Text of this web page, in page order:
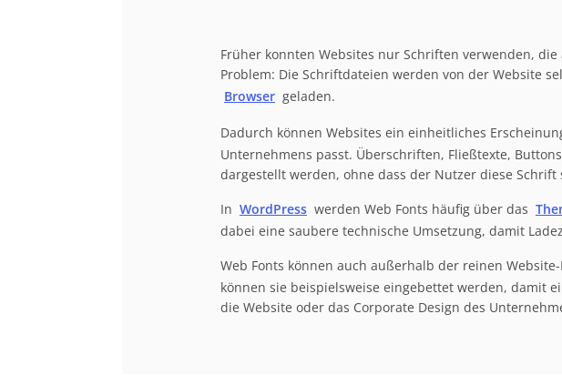
Früher konnten Websites nur Schriften verwenden,
Problem: Die Schriftdateien werden von der Website
Browser geladen.
Dadurch können Websites ein einheitliches
Unternehmens passt. Überschriften, Fließtexte,
dargestellt werden, ohne dass der Nutzer diese
In WordPress werden Web Fonts häufig über das
dabei eine saubere technische Umsetzung, damit
Web Fonts können auch außerhalb der reinen
können sie beispielsweise eingebettet werden, damit
die Website oder das Corporate Design des